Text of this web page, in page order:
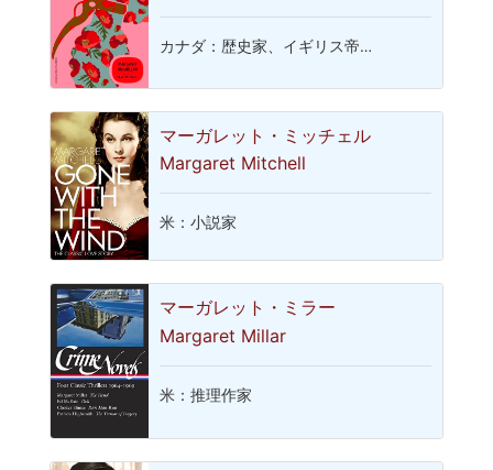
カナダ：歴史家、イギリス帝…
マーガレット・ミッチェル
Margaret Mitchell
米：小説家
マーガレット・ミラー
Margaret Millar
米：推理作家